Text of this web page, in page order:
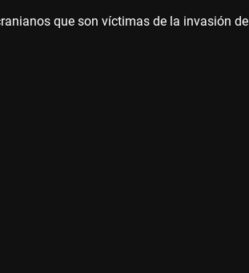
que son víctimas de la invasión de